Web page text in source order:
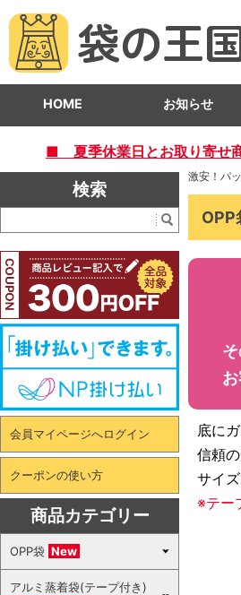
HOME お知らせ
■ 夏季休業日とお取り寄せ
激安！パ
OPP
底に
信頼
サイ
※テー
検索
会員マイページへログイン
クーポンの使い方
商品カテゴリー
OPP袋 New
アルミ蒸着袋(テープ付き)